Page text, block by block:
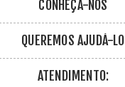
CONHEÇA-NOS
QUEREMOS AJUDÁ-LO
ATENDIMENTO: